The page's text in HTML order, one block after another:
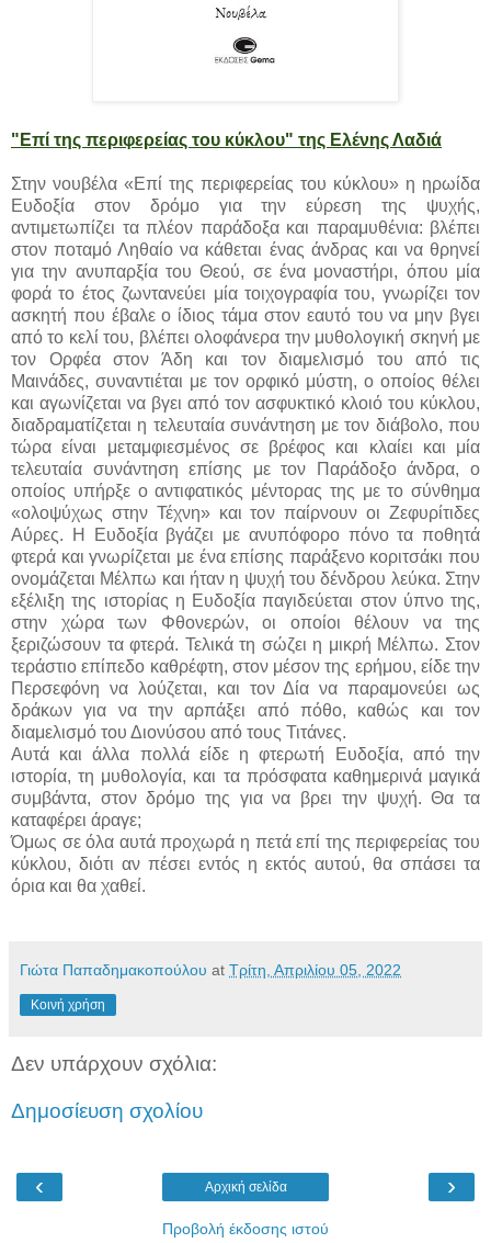
"Επί της περιφερείας του κύκλου" της Ελένης Λαδιά
Στην νουβέλα «Επί της περιφερείας του κύκλου» η ηρωίδα
Ευδοξία στον δρόμο για την εύρεση της ψυχής,
αντιμετωπίζει τα πλέον παράδοξα και παραμυθένια: βλέπει
στον ποταμό Ληθαίο να κάθεται ένας άνδρας και να θρηνεί
για την ανυπαρξία του Θεού, σε ένα μοναστήρι, όπου μία
φορά το έτος ζωντανεύει μία τοιχογραφία του, γνωρίζει τον
ασκητή που έβαλε ο ίδιος τάμα στον εαυτό του να μην βγει
από το κελί του, βλέπει ολοφάνερα την μυθολογική σκηνή με
τον Ορφέα στον Άδη και τον διαμελισμό του από τις
Μαινάδες, συναντιέται με τον ορφικό μύστη, ο οποίος θέλει
και αγωνίζεται να βγει από τον ασφυκτικό κλοιό του κύκλου,
διαδραματίζεται η τελευταία συνάντηση με τον διάβολο, που
τώρα είναι μεταμφιεσμένος σε βρέφος και κλαίει και μία
τελευταία συνάντηση επίσης με τον Παράδοξο άνδρα, ο
οποίος υπήρξε ο αντιφατικός μέντορας της με το σύνθημα
«ολοψύχως στην Τέχνη» και τον παίρνουν οι Ζεφυρίτιδες
Αύρες. Η Ευδοξία βγάζει με ανυπόφορο πόνο τα ποθητά
φτερά και γνωρίζεται με ένα επίσης παράξενο κοριτσάκι που
ονομάζεται Μέλπω και ήταν η ψυχή του δένδρου λεύκα. Στην
εξέλιξη της ιστορίας η Ευδοξία παγιδεύεται στον ύπνο της,
στην χώρα των Φθονερών, οι οποίοι θέλουν να της
ξεριζώσουν τα φτερά. Τελικά τη σώζει η μικρή Μέλπω. Στον
τεράστιο επίπεδο καθρέφτη, στον μέσον της ερήμου, είδε την
Περσεφόνη να λούζεται, και τον Δία να παραμονεύει ως
δράκων για να την αρπάξει από πόθο, καθώς και τον
διαμελισμό του Διονύσου από τους Τιτάνες.
Αυτά και άλλα πολλά είδε η φτερωτή Ευδοξία, από την
ιστορία, τη μυθολογία, και τα πρόσφατα καθημερινά μαγικά
συμβάντα, στον δρόμο της για να βρει την ψυχή. Θα τα
καταφέρει άραγε;
Όμως σε όλα αυτά προχωρά η πετά επί της περιφερείας του
κύκλου, διότι αν πέσει εντός η εκτός αυτού, θα σπάσει τα
όρια και θα χαθεί.
Γιώτα Παπαδημακοπούλου at Τρίτη, Απριλίου 05, 2022
Κοινή χρήση
Δεν υπάρχουν σχόλια:
Δημοσίευση σχολίου
‹ ›
Αρχική σελίδα
Προβολή έκδοσης ιστού